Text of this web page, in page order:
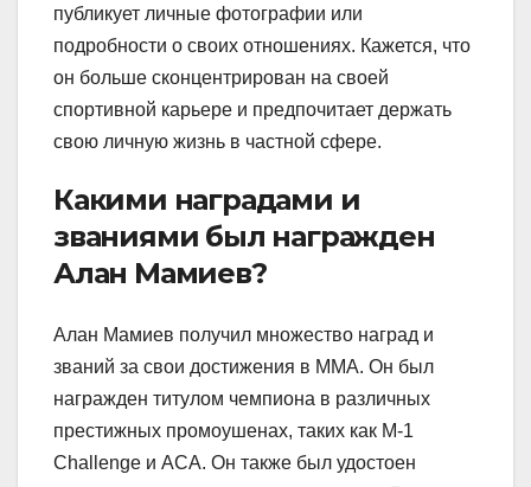
публикует личные фотографии или
подробности о своих отношениях. Кажется, что
он больше сконцентрирован на своей
спортивной карьере и предпочитает держать
свою личную жизнь в частной сфере.
Какими наградами и
званиями был награжден
Алан Мамиев?
Алан Мамиев получил множество наград и
званий за свои достижения в MMA. Он был
награжден титулом чемпиона в различных
престижных промоушенах, таких как M-1
Challenge и ACA. Он также был удостоен